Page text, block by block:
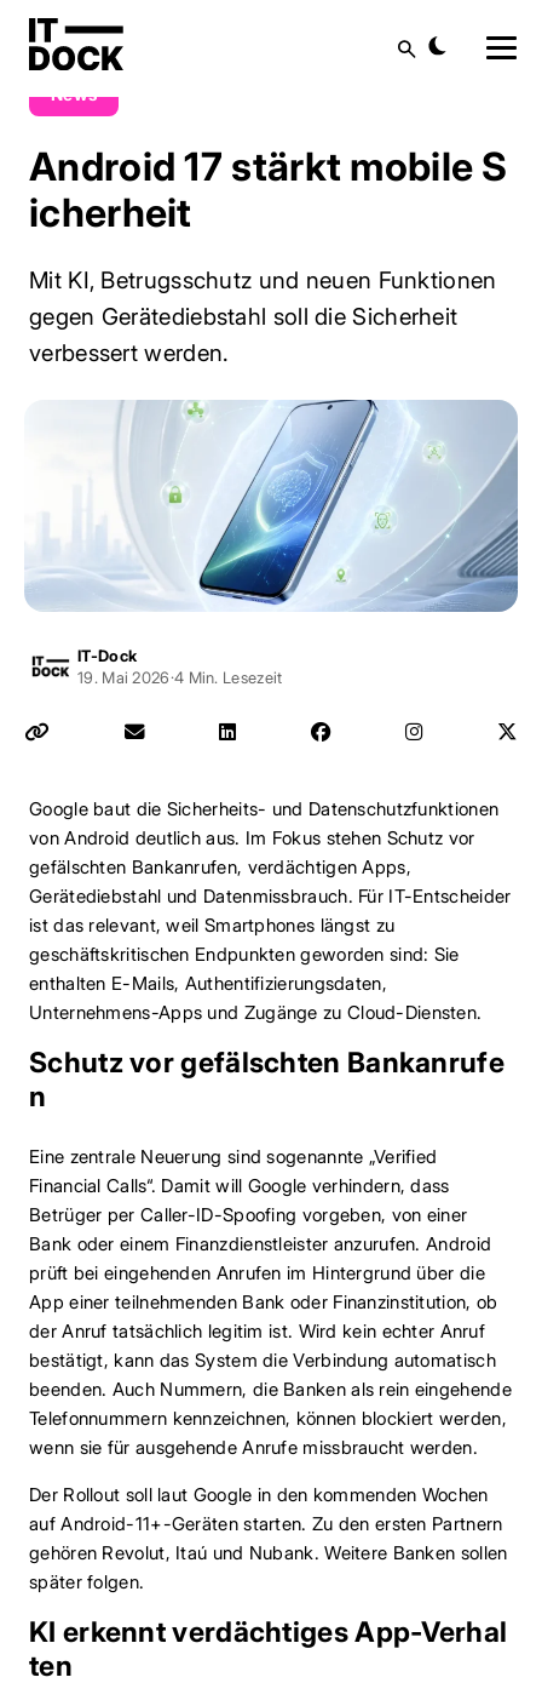
News Android 17 stärkt mobile Sicherheit
News
Android 17 stärkt mobile S
icherheit
Mit KI, Betrugsschutz und neuen Funktionen
gegen Gerätediebstahl soll die Sicherheit
verbessert werden.
IT-Dock
19. Mai 2026·4 Min. Lesezeit
Google baut die Sicherheits- und Datenschutzfunktionen
von Android deutlich aus. Im Fokus stehen Schutz vor
gefälschten Bankanrufen, verdächtigen Apps,
Gerätediebstahl und Datenmissbrauch. Für IT-Entscheider
ist das relevant, weil Smartphones längst zu
geschäftskritischen Endpunkten geworden sind: Sie
enthalten E-Mails, Authentifizierungsdaten,
Unternehmens-Apps und Zugänge zu Cloud-Diensten.
Schutz vor gefälschten Bankanrufe
n
Eine zentrale Neuerung sind sogenannte „Verified
Financial Calls“. Damit will Google verhindern, dass
Betrüger per Caller-ID-Spoofing vorgeben, von einer
Bank oder einem Finanzdienstleister anzurufen. Android
prüft bei eingehenden Anrufen im Hintergrund über die
App einer teilnehmenden Bank oder Finanzinstitution, ob
der Anruf tatsächlich legitim ist. Wird kein echter Anruf
bestätigt, kann das System die Verbindung automatisch
beenden. Auch Nummern, die Banken als rein eingehende
Telefonnummern kennzeichnen, können blockiert werden,
wenn sie für ausgehende Anrufe missbraucht werden.
Der Rollout soll laut Google in den kommenden Wochen
auf Android-11+-Geräten starten. Zu den ersten Partnern
gehören Revolut, Itaú und Nubank. Weitere Banken sollen
später folgen.
KI erkennt verdächtiges App-Verhal
ten